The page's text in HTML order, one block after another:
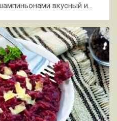
вкусный и…